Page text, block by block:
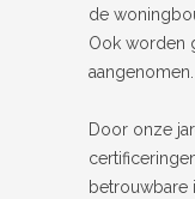
de
Ook worden
aangenomen.
Door onze
betrouwbare